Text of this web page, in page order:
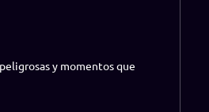
y momentos que